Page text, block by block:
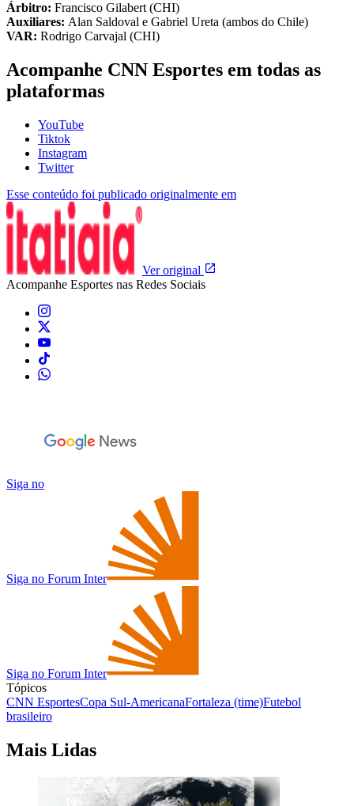
Árbitro: Francisco Gilabert (CHI)
Auxiliares: Alan Saldoval e Gabriel Ureta (ambos do Chile)
VAR: Rodrigo Carvajal (CHI)
Acompanhe CNN Esportes em todas as
plataformas
YouTube
Tiktok
Instagram
Twitter
Esse conteúdo foi publicado originalmente em
Ver original
Acompanhe Esportes nas Redes Sociais
Siga no
Siga no Forum Inter
Siga no Forum Inter
Tópicos
CNN EsportesCopa Sul-AmericanaFortaleza (time)Futebol
brasileiro
Mais Lidas